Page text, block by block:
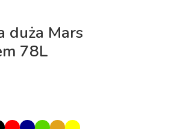
duża Mars
78L